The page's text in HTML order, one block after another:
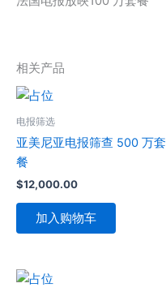
相关产品
电报筛选
亚美尼亚电报筛查 500 万套
餐
$12,000.00
加入购物车